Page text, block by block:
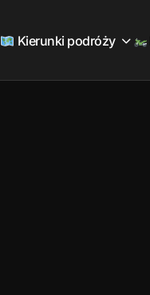
Kierunki podróży